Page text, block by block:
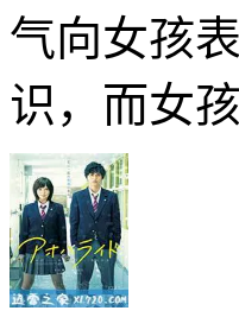
气向女孩
识，而女